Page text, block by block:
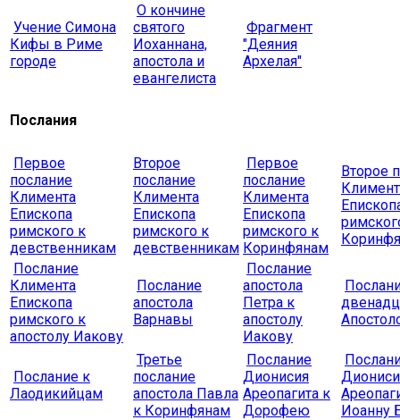
Учение Симона
Кифы в Риме
городе
О кончине
святого
Иоханнана,
апостола и
евангелиста
Фрагмент
"Деяния
Архелая"
Послания
Первое
послание
Климента
Епископа
римского к
девственникам
Второе
послание
Климента
Епископа
римского к
девственникам
Первое
послание
Климента
Епископа
римского к
Коринфянам
Второе
Послание
Климента
Епископа
римского к
апостолу Иакову
Послание
апостола
Варнавы
Послание
апостола
Петра к
апостолу
Иакову
Послание к
Лаодикийцам
Третье
послание
апостола Павла
к Коринфянам
Послание
Дионисия
Ареопагита к
Дорофею
Иоанну